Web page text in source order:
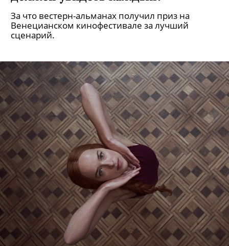
За что вестерн-альманах получил приз на
Венецианском кинофестивале за лучший
сценарий.